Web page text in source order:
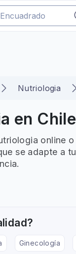
Nutriologia
en
online
se adapte a
Ginecología